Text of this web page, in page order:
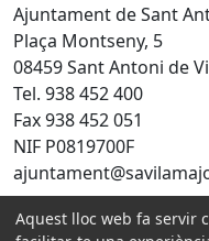
Ajuntament de Sant
Plaça Montseny, 5
08459 Sant Antoni de
Tel. 938 452 400
Fax 938 452 051
NIF P0819700F
Aquest lloc web fa servir